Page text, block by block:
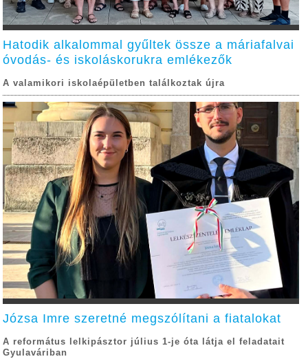
Hatodik alkalommal gyűltek össze a máriafalvai
óvodás- és iskoláskorukra emlékezők
A valamikori iskolaépületben találkoztak újra
Józsa Imre szeretné megszólítani a fiatalokat
A református lelkipásztor július 1-je óta látja el feladatait
Gyulaváriban